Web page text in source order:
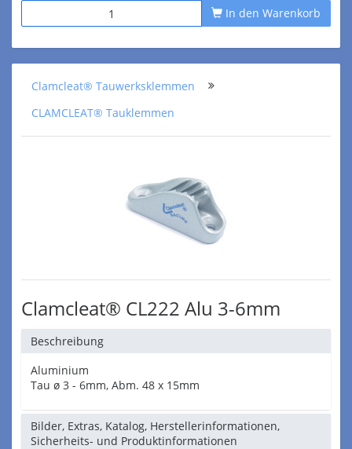
In den Warenkorb
Clamcleat® Tauwerksklemmen
CLAMCLEAT® Tauklemmen
Clamcleat® CL222 Alu 3-6mm
Beschreibung
Aluminium
Tau ø 3 - 6mm, Abm. 48 x 15mm
Bilder, Extras, Katalog, Herstellerinformationen,
Sicherheits- und Produktinformationen